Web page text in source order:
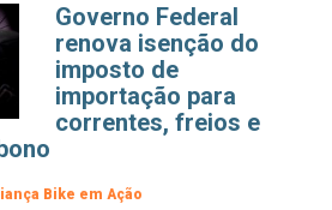
Governo Federal
renova isenção do
imposto de
importação para
correntes, freios e
Bike em Ação